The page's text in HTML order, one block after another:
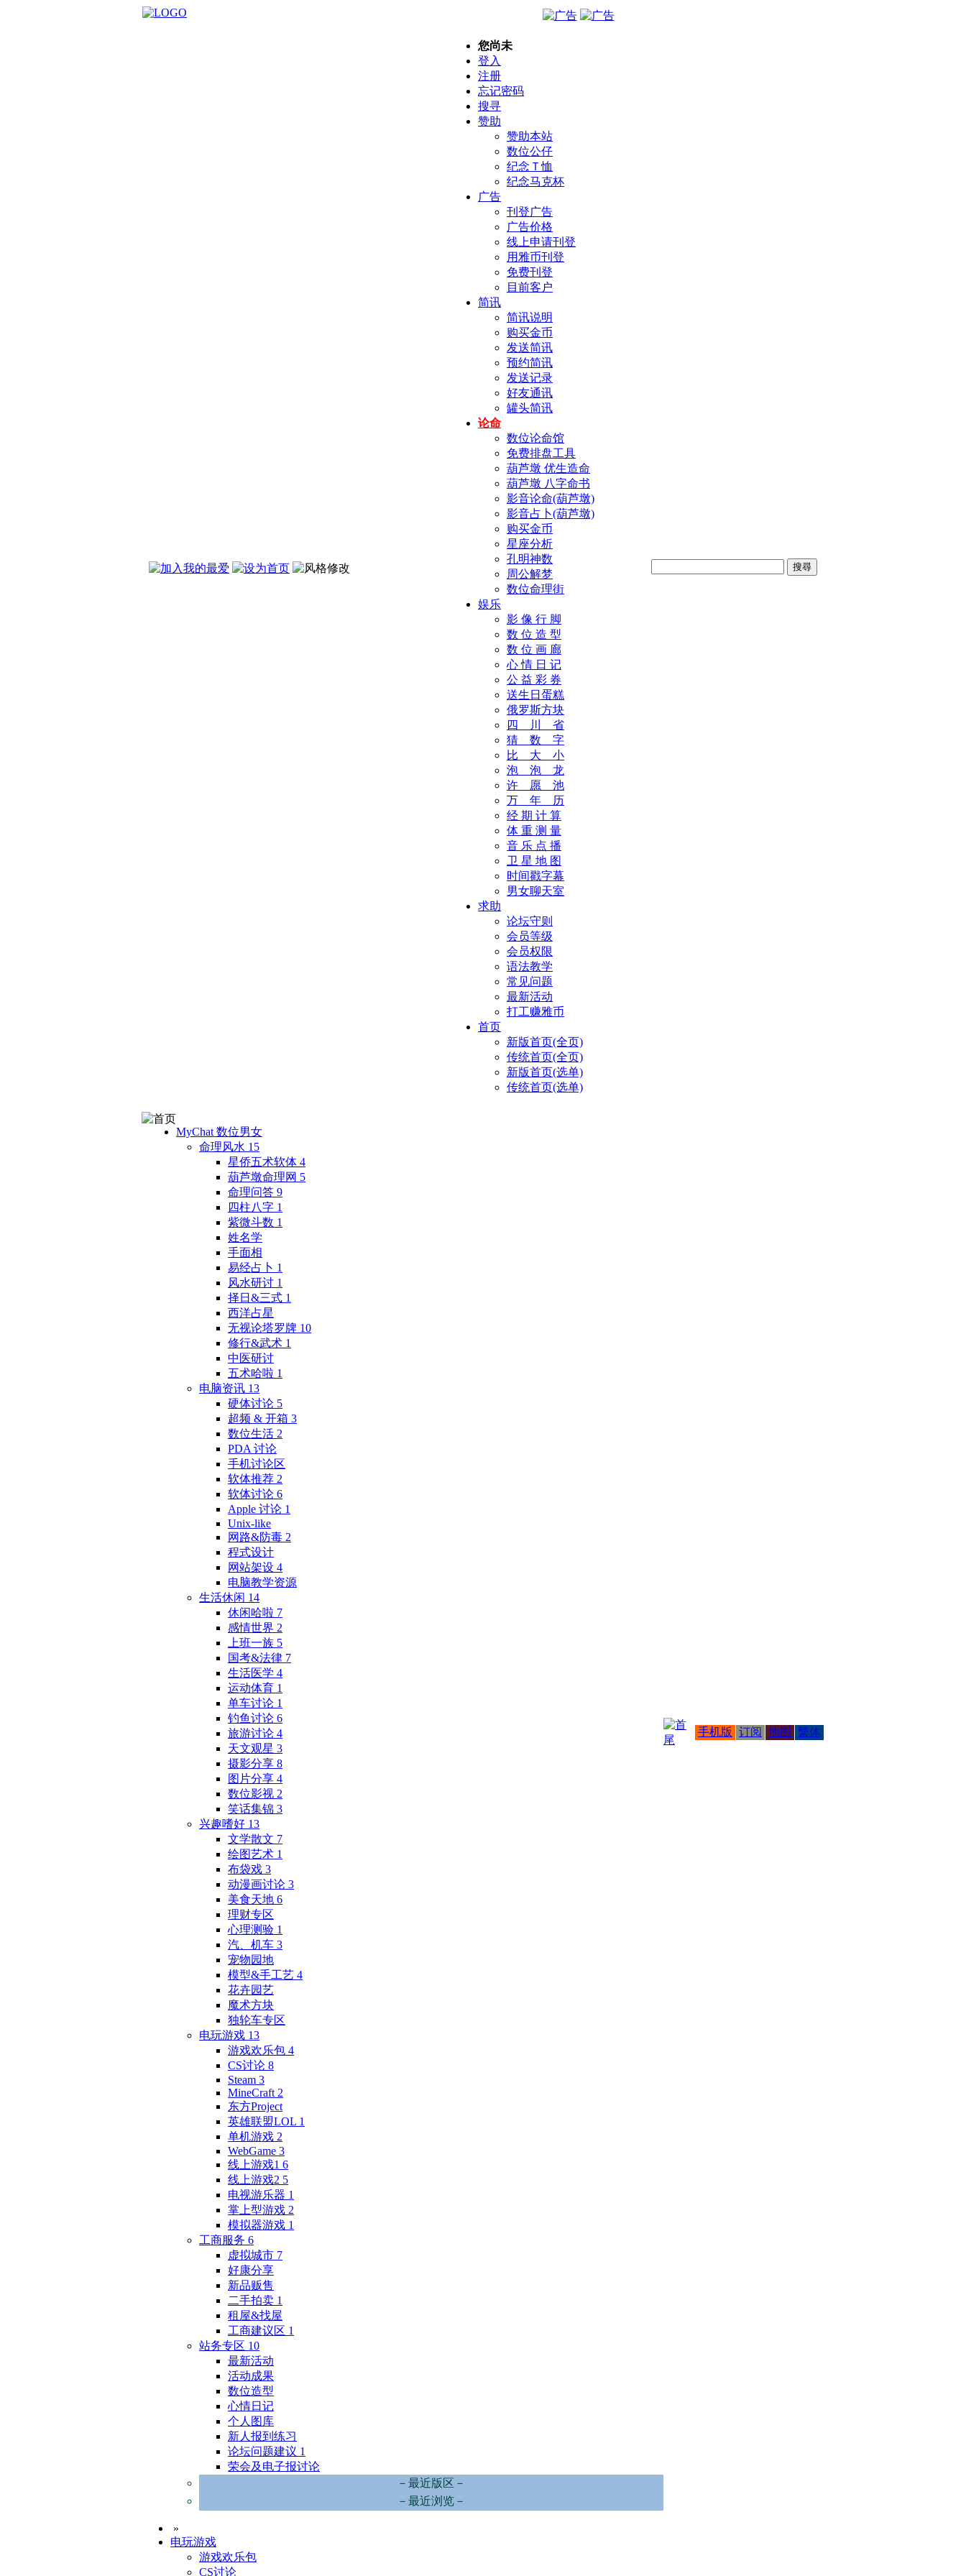
您尚未
登入
注册
忘记密码
搜寻
赞助
赞助本站
数位公仔
纪念Ｔ恤
纪念马克杯
广告
刊登广告
广告价格
线上申请刊登
用雅币刊登
免费刊登
目前客户
简讯
简讯说明
购买金币
发送简讯
预约简讯
发送记录
好友通讯
罐头简讯
论命
数位论命馆
免费排盘工具
葫芦墩 优生造命
葫芦墩 八字命书
影音论命(葫芦墩)
影音占卜(葫芦墩)
购买金币
星座分析
孔明神数
周公解梦
数位命理街
娱乐
影 像 行 脚
数 位 造 型
数 位 画 廊
心 情 日 记
公 益 彩 券
送生日蛋糕
俄罗斯方块
四 川 省
猜 数 字
比 大 小
泡 泡 龙
许 愿 池
万 年 历
经 期 计 算
体 重 测 量
音 乐 点 播
卫 星 地 图
时间戳字幕
男女聊天室
求助
论坛守则
会员等级
会员权限
语法教学
常见问题
最新活动
打工赚雅币
首页
新版首页(全页)
传统首页(全页)
新版首页(选单)
传统首页(选单)
MyChat 数位男女
命理风水 15
星侨五术软体 4
葫芦墩命理网 5
命理问答 9
四柱八字 1
紫微斗数 1
姓名学
手面相
易经占卜 1
风水研讨 1
择日&三式 1
西洋占星
无视论塔罗牌 10
修行&武术 1
中医研讨
五术哈啦 1
电脑资讯 13
硬体讨论 5
超频 & 开箱 3
数位生活 2
PDA 讨论
手机讨论区
软体推荐 2
软体讨论 6
Apple 讨论 1
Unix-like
网路&防毒 2
程式设计
网站架设 4
电脑教学资源
生活休闲 14
休闲哈啦 7
感情世界 2
上班一族 5
国考&法律 7
生活医学 4
运动体育 1
单车讨论 1
钓鱼讨论 6
旅游讨论 4
天文观星 3
摄影分享 8
图片分享 4
数位影视 2
笑话集锦 3
兴趣嗜好 13
文学散文 7
绘图艺术 1
布袋戏 3
动漫画讨论 3
美食天地 6
理财专区
心理测验 1
汽、机车 3
宠物园地
模型&手工艺 4
花卉园艺
魔术方块
独轮车专区
电玩游戏 13
游戏欢乐包 4
CS讨论 8
Steam 3
MineCraft 2
东方Project
英雄联盟LOL 1
单机游戏 2
WebGame 3
线上游戏1 6
线上游戏2 5
电视游乐器 1
掌上型游戏 2
模拟器游戏 1
工商服务 6
虚拟城市 7
好康分享
新品贩售
二手拍卖 1
租屋&找屋
工商建议区 1
站务专区 10
最新活动
活动成果
数位造型
心情日记
个人图库
新人报到练习
论坛问题建议 1
荣会及电子报讨论
－最近版区－
－最近浏览－
»
电玩游戏
游戏欢乐包
CS讨论
手机版 订阅 地图 繁体